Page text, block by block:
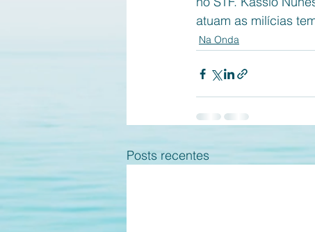
atuam as milícias
Na Onda
Posts recentes